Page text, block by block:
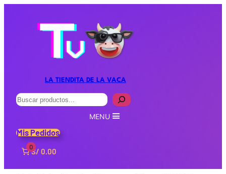
LA TIENDITA DE LA VACA
Buscar
MENU
Mis Pedidos
0
S/ 0.00